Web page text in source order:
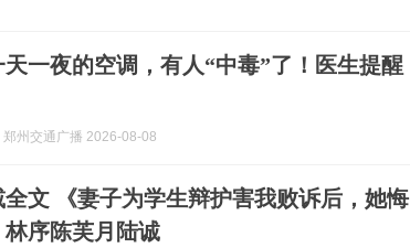
一夜的空调，有人“中毒”了！医生提醒
郑州交通广播 2026-08-08
全文 《妻子为学生辩护害我败诉后，她悔
林序陈芙月陆诚